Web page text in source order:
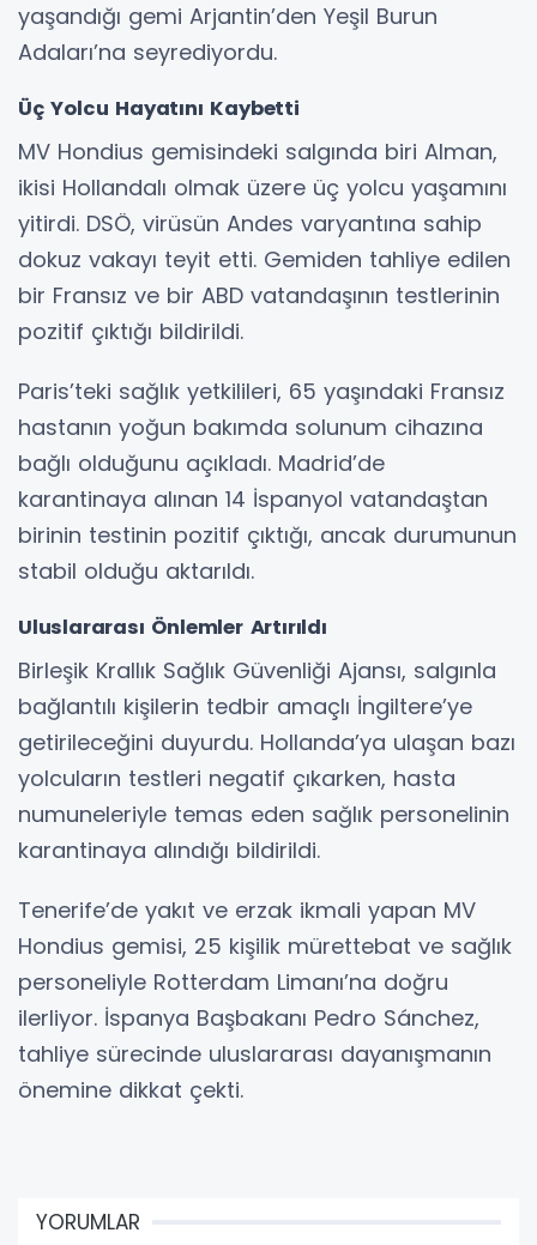
yaşandığı gemi Arjantin’den Yeşil Burun
Adaları’na seyrediyordu.
Üç Yolcu Hayatını Kaybetti
MV Hondius gemisindeki salgında biri Alman,
ikisi Hollandalı olmak üzere üç yolcu yaşamını
yitirdi. DSÖ, virüsün Andes varyantına sahip
dokuz vakayı teyit etti. Gemiden tahliye edilen
bir Fransız ve bir ABD vatandaşının testlerinin
pozitif çıktığı bildirildi.
Paris’teki sağlık yetkilileri, 65 yaşındaki Fransız
hastanın yoğun bakımda solunum cihazına
bağlı olduğunu açıkladı. Madrid’de
karantinaya alınan 14 İspanyol vatandaştan
birinin testinin pozitif çıktığı, ancak durumunun
stabil olduğu aktarıldı.
Uluslararası Önlemler Artırıldı
Birleşik Krallık Sağlık Güvenliği Ajansı, salgınla
bağlantılı kişilerin tedbir amaçlı İngiltere’ye
getirileceğini duyurdu. Hollanda’ya ulaşan bazı
yolcuların testleri negatif çıkarken, hasta
numuneleriyle temas eden sağlık personelinin
karantinaya alındığı bildirildi.
Tenerife’de yakıt ve erzak ikmali yapan MV
Hondius gemisi, 25 kişilik mürettebat ve sağlık
personeliyle Rotterdam Limanı’na doğru
ilerliyor. İspanya Başbakanı Pedro Sánchez,
tahliye sürecinde uluslararası dayanışmanın
önemine dikkat çekti.
YORUMLAR